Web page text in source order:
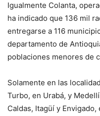
Igualmente Colanta,
ha indicado que 136 mil
entregarse a 116
departamento de
poblaciones menores de
Solamente en las
Turbo, en Urabá, y
Caldas, Itagüí y